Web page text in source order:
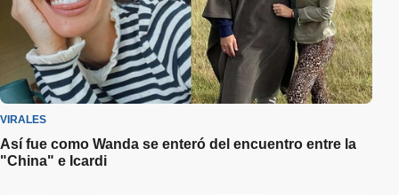
VIRALES
Así fue como Wanda se enteró del encuentro entre la
"China" e Icardi